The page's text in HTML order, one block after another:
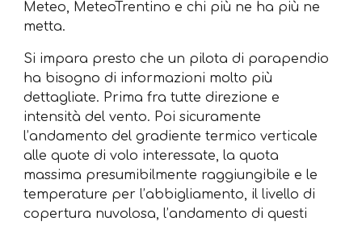
Meteo, MeteoTrentino e chi più ne ha più ne
metta.
Si impara presto che un pilota di parapendio
ha bisogno di informazioni molto più
dettagliate. Prima fra tutte direzione e
intensità del vento. Poi sicuramente
l’andamento del gradiente termico verticale
alle quote di volo interessate, la quota
massima presumibilmente raggiungibile e le
temperature per l’abbigliamento, il livello di
copertura nuvolosa, l’andamento di questi